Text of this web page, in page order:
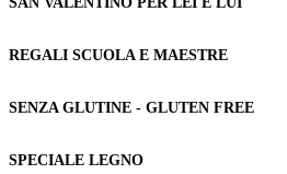
REGALI SCUOLA E MAESTRE
SENZA GLUTINE - GLUTEN FREE
SPECIALE LEGNO